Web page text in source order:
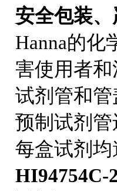
安全包装
Hanna的化
害使用者
试剂管和
预制试剂
每盒试剂均
HI94754C-